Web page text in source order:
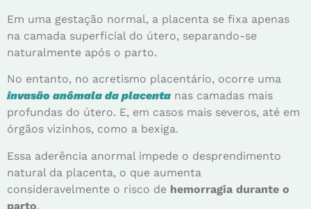
Em uma gestação normal, a placenta se fixa apenas
na camada superficial do útero, separando-se
naturalmente após o parto.
No entanto, no acretismo placentário, ocorre uma
invasão anômala da placenta nas camadas mais
profundas do útero. E, em casos mais severos, até em
órgãos vizinhos, como a bexiga.
Essa aderência anormal impede o desprendimento
natural da placenta, o que aumenta
consideravelmente o risco de hemorragia durante o
parto.